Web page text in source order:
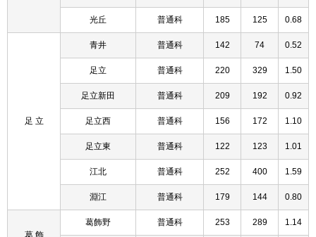
光丘 普通科 185 125 0.68
足 立
青井 普通科 142 74 0.52
足立 普通科 220 329 1.50
足立新田 普通科 209 192 0.92
足立西 普通科 156 172 1.10
足立東 普通科 122 123 1.01
江北 普通科 252 400 1.59
淵江 普通科 179 144 0.80
葛 飾
葛飾野 普通科 253 289 1.14